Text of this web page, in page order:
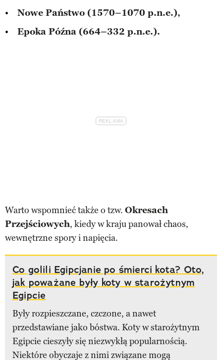
Nowe Państwo (1570–1070 p.n.e.),
Epoka Późna (664–332 p.n.e.).
Warto wspomnieć także o tzw. Okresach
Przejściowych, kiedy w kraju panował chaos,
wewnętrzne spory i napięcia.
Co golili Egipcjanie po śmierci kota? Oto,
jak poważane były koty w starożytnym
Egipcie
Były rozpieszczane, czczone, a nawet
przedstawiane jako bóstwa. Koty w starożytnym
Egipcie cieszyły się niezwykłą popularnością.
Niektóre obyczaje z nimi związane mogą